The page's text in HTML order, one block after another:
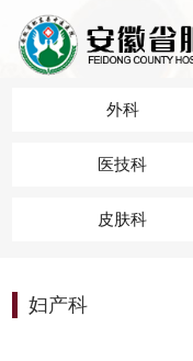
外科
医技科
皮肤科
妇产科